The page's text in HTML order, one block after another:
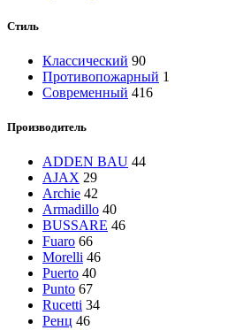
Стиль
Классический 90
Противопожарный 1
Современный 416
Производитель
ADDEN BAU 44
AJAX 29
Archie 42
Armadillo 40
BUSSARE 46
Fuaro 66
Morelli 46
Puerto 40
Punto 67
Rucetti 34
Ренц 46